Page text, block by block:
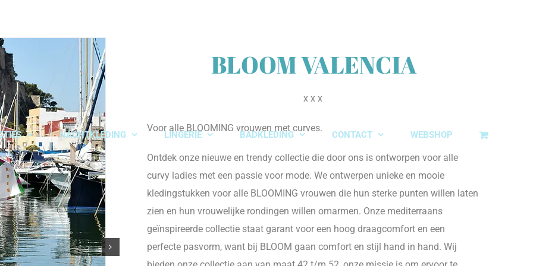
NACHTKLEDING LINGERIE BADKLEDING CONTACT WEBSHOP
BLOOM VALENCIA
xxx
Voor alle BLOOMING vrouwen met curves.
Ontdek onze nieuwe en trendy collectie die door ons is ontworpen voor alle
curvy ladies met een passie voor mode. We ontwerpen unieke en mooie
kledingstukken voor alle BLOOMING vrouwen die hun sterke punten willen laten
zien en hun vrouwelijke rondingen willen omarmen. Onze mediterraans
geïnspireerde collectie staat garant voor een hoog draagcomfort en een
perfecte pasvorm, want bij BLOOM gaan comfort en stijl hand in hand. Wij